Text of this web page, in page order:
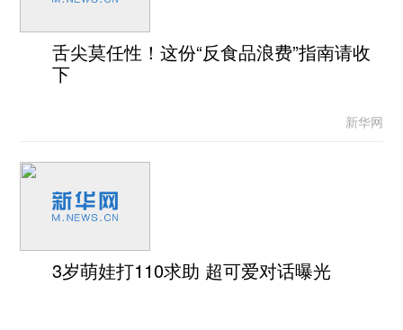
舌尖莫任性！这份“反食品浪费”指南请收
下
新华网
3岁萌娃打110求助 超可爱对话曝光